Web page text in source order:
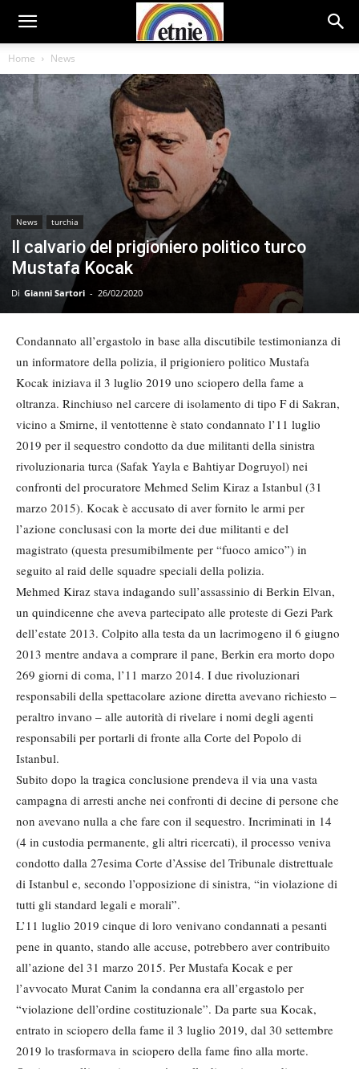
Home News
News turchia
Il calvario del prigioniero politico turco
Mustafa Kocak
Di Gianni Sartori - 26/02/2020
Condannato all’ergastolo in base alla discutibile testimonianza di
un informatore della polizia, il prigioniero politico Mustafa
Kocak iniziava il 3 luglio 2019 uno sciopero della fame a
oltranza. Rinchiuso nel carcere di isolamento di tipo F di Sakran,
vicino a Smirne, il ventottenne è stato condannato l’11 luglio
2019 per il sequestro condotto da due militanti della sinistra
rivoluzionaria turca (Safak Yayla e Bahtiyar Dogruyol) nei
confronti del procuratore Mehmed Selim Kiraz a Istanbul (31
marzo 2015). Kocak è accusato di aver fornito le armi per
l’azione conclusasi con la morte dei due militanti e del
magistrato (questa presumibilmente per “fuoco amico”) in
seguito al raid delle squadre speciali della polizia.
Mehmed Kiraz stava indagando sull’assassinio di Berkin Elvan,
un quindicenne che aveva partecipato alle proteste di Gezi Park
dell’estate 2013. Colpito alla testa da un lacrimogeno il 6 giugno
2013 mentre andava a comprare il pane, Berkin era morto dopo
269 giorni di coma, l’11 marzo 2014. I due rivoluzionari
responsabili della spettacolare azione diretta avevano richiesto –
peraltro invano – alle autorità di rivelare i nomi degli agenti
responsabili per portarli di fronte alla Corte del Popolo di
Istanbul.
Subito dopo la tragica conclusione prendeva il via una vasta
campagna di arresti anche nei confronti di decine di persone che
non avevano nulla a che fare con il sequestro. Incriminati in 14
(4 in custodia permanente, gli altri ricercati), il processo veniva
condotto dalla 27esima Corte d’Assise del Tribunale distrettuale
di Istanbul e, secondo l’opposizione di sinistra, “in violazione di
tutti gli standard legali e morali”.
L’11 luglio 2019 cinque di loro venivano condannati a pesanti
pene in quanto, stando alle accuse, potrebbero aver contribuito
all’azione del 31 marzo 2015. Per Mustafa Kocak e per
l’avvocato Murat Canim la condanna era all’ergastolo per
“violazione dell’ordine costituzionale”. Da parte sua Kocak,
entrato in sciopero della fame il 3 luglio 2019, dal 30 settembre
2019 lo trasformava in sciopero della fame fino alla morte.